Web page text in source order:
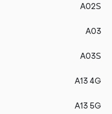
A02S
A03
A03S
A13 4G
A13 5G